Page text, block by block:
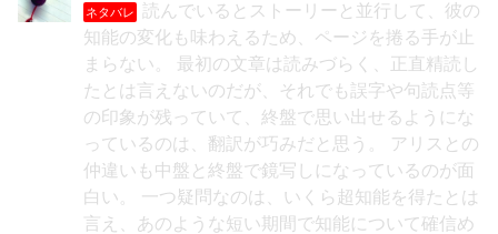
ネタバレ
読んでいるとストーリーと並行して、彼の
知能の変化も味わえるため、ページを捲る手が止
まらない。 最初の文章は読みづらく、正直精読し
たとは言えないのだが、それでも誤字や句読点等
の印象が残っていて、終盤で思い出せるようにな
っているのは、翻訳が巧みだと思う。 アリスとの
仲違いも中盤と終盤で鏡写しになっているのが面
白い。 一つ疑問なのは、いくら超知能を得たとは
言え、あのような短い期間で知能について確信め